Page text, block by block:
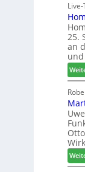
25.
an